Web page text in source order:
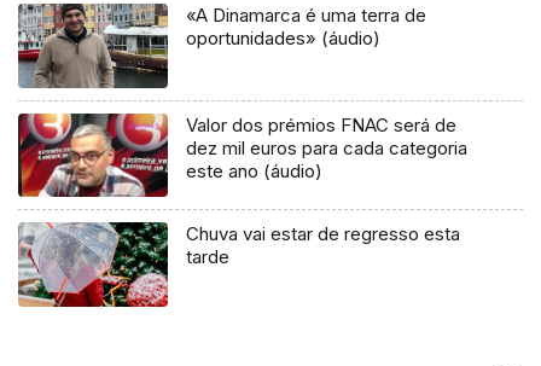
«A Dinamarca é uma terra de
oportunidades» (áudio)
Valor dos prémios FNAC será de
dez mil euros para cada categoria
este ano (áudio)
Chuva vai estar de regresso esta
tarde